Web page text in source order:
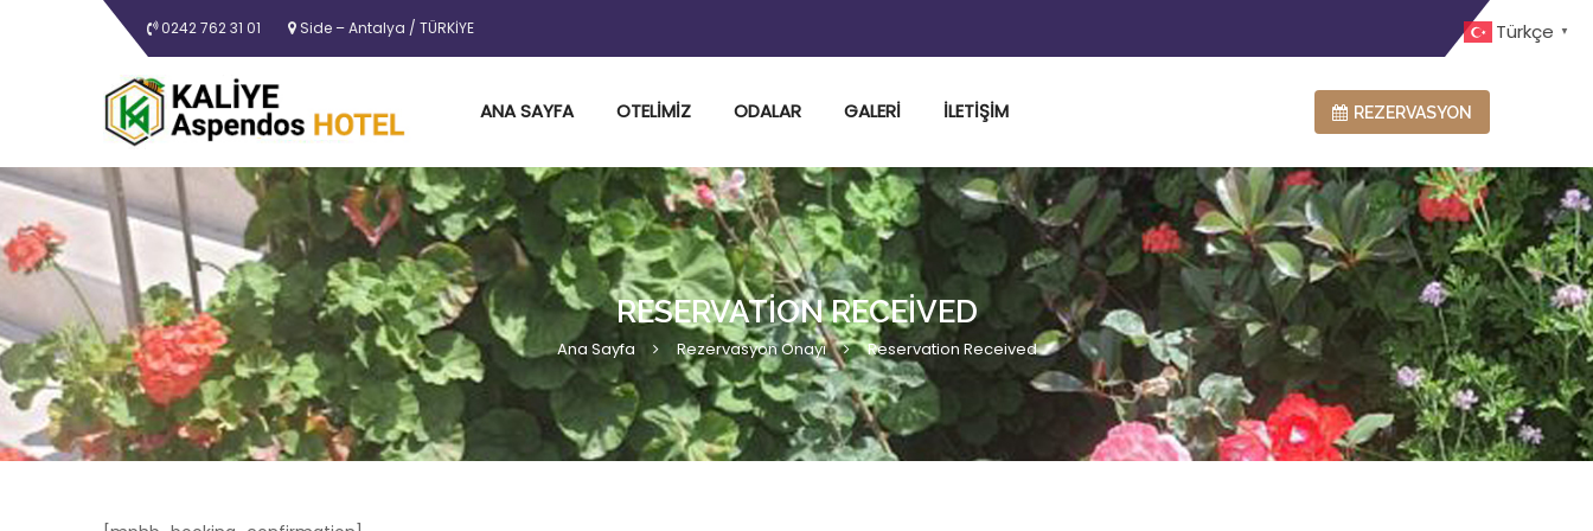
0242 762 31 01 Side – Antalya / TÜRKİYE
ANA SAYFA OTELIMIZ ODALAR GALERI İLETIŞIM REZERVASYON
RESERVATION RECEIVED
Ana Sayfa Rezervasyon Onayı Reservation Received
Türkçe ▼